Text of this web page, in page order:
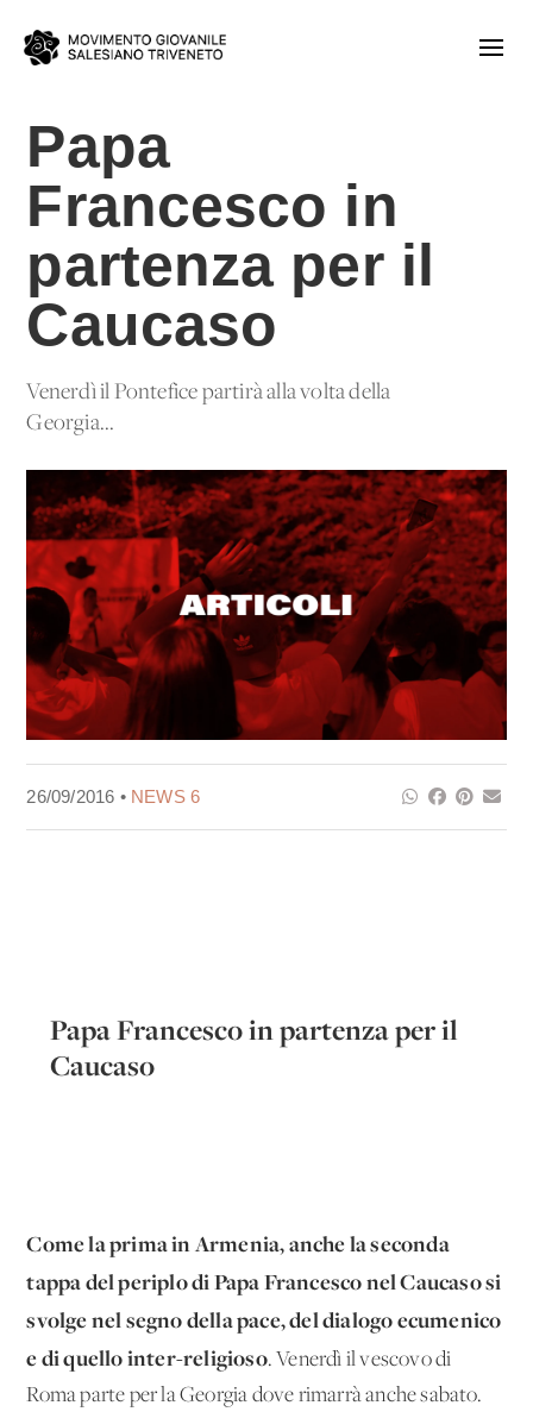
Papa
Francesco in
partenza per il
Caucaso
Venerdì il Pontefice partirà alla volta della
Georgia...
26/09/2016 • NEWS 6
Papa Francesco in partenza per il
Caucaso
Come la prima in Armenia, anche la seconda
tappa del periplo di Papa Francesco nel Caucaso si
svolge nel segno della pace, del dialogo ecumenico
e di quello inter-religioso. Venerdì il vescovo di
Roma parte per la Georgia dove rimarrà anche sabato.